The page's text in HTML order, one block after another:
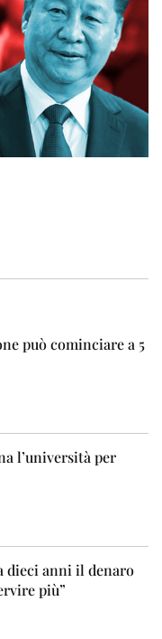
può cominciare a 5
l’università per
dieci anni il denaro
più”